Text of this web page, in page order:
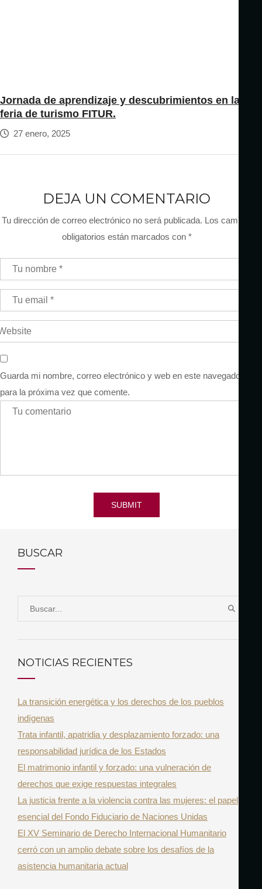
Jornada de aprendizaje y descubrimientos en la
feria de turismo FITUR.
27 enero, 2025
DEJA UN COMENTARIO
Tu dirección de correo electrónico no será publicada. Los campos
obligatorios están marcados con *
Guarda mi nombre, correo electrónico y web en este navegador
para la próxima vez que comente.
SUBMIT
BUSCAR
c
f
o
r
:
B
NOTICIAS RECIENTES
La transición energética y los derechos de los pueblos
indígenas
Trata infantil, apatridia y desplazamiento forzado: una
responsabilidad jurídica de los Estados
El matrimonio infantil y forzado: una vulneración de
derechos que exige respuestas integrales
La justicia frente a la violencia contra las mujeres: el papel
esencial del Fondo Fiduciario de Naciones Unidas
El XV Seminario de Derecho Internacional Humanitario
cerró con un amplio debate sobre los desafíos de la
asistencia humanitaria actual